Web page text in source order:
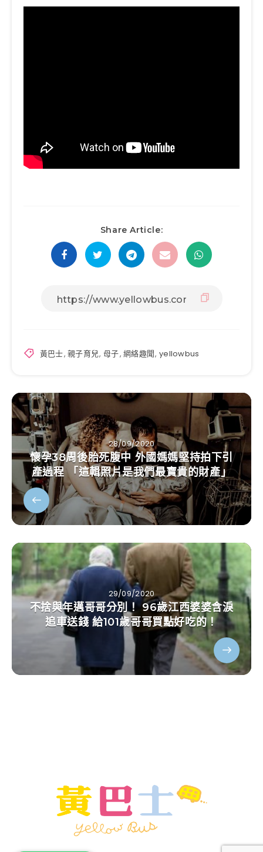
Share Article:
黃巴士,親子育兒, 母子,網絡趣聞, yellowbus
28/09/2020
懷孕38周後胎死腹中 外國媽媽堅持拍下引
產過程 「這輯照片是我們最寶貴的財產」
29/09/2020
不捨與年邁哥哥分別！ 96歲江西婆婆含淚
追車送錢 給101歲哥哥買點好吃的！